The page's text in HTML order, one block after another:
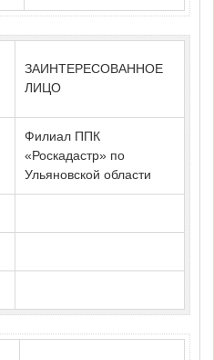
ЗАИНТЕРЕСОВАННОЕ
ЛИЦО
Филиал ППК
«Роскадастр» по
Ульяновской области